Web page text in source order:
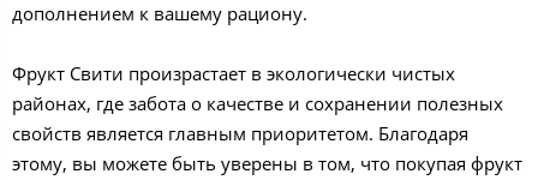
дополнением к вашему рациону.
Фрукт Свити произрастает в экологически чистых
районах, где забота о качестве и сохранении полезных
свойств является главным приоритетом. Благодаря
этому, вы можете быть уверены в том, что покупая фрукт